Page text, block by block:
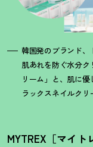
韓国発のブランド、
肌あれを防ぐ水分
リーム」と、肌に
ラックスネイルクリ
MYTREX［マイト